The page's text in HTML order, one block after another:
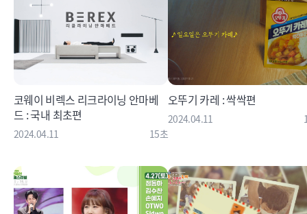
코웨이 비렉스 리크라이닝 안마베
드 : 국내 최초편
2024.04.11 15초
오뚜기 카레 : 싹싹편
2024.04.11